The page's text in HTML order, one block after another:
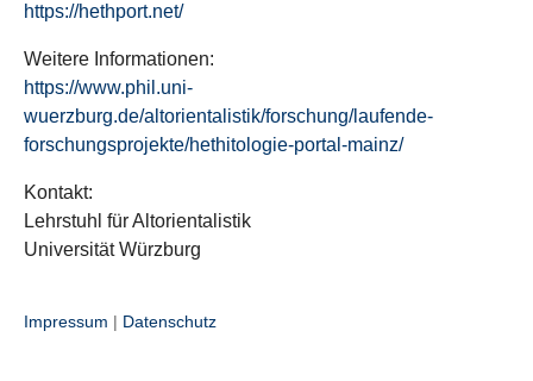
https://hethport.net/
Weitere Informationen:
https://www.phil.uni-
wuerzburg.de/altorientalistik/forschung/laufende-
forschungsprojekte/hethitologie-portal-mainz/
Kontakt:
Lehrstuhl für Altorientalistik
Universität Würzburg
Impressum | Datenschutz